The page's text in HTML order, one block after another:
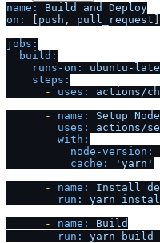
name:
Build and
Deploy
on:
[ push , pull_request ]
jobs:
build:
runs-on:
ubuntu-
steps:
-
uses: actions /
-
name: Setup
uses:
actions /
with:
node-version:
cache:
'yarn'
-
name: Install
run:
yarn
-
name:
Build
run:
yarn build